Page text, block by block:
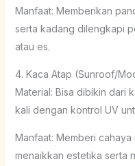
Manfaat: Memberikan
serta kadang dilengkapi
atau es.
4. Kaca Atap (Sunroof/
Material: Bisa dibikin dari
kali dengan kontrol UV
Manfaat: Memberi
menaikkan estetika serta